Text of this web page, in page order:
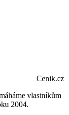
Cenik.cz
vlastníkům
2004.